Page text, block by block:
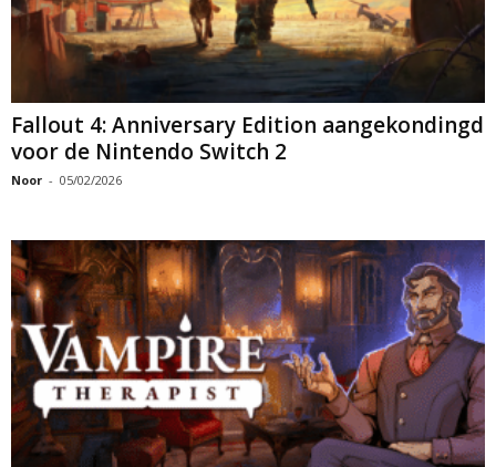
Fallout 4: Anniversary Edition aangekondingd
voor de Nintendo Switch 2
Noor - 05/02/2026